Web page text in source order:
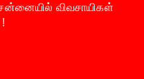
விவசாயிகள்